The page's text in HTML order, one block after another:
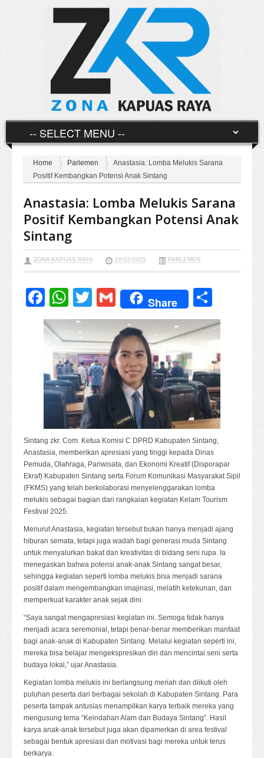
Home Parlemen
Anastasia: Lomba Melukis Sarana
Positif Kembangkan Potensi Anak Sintang
Anastasia: Lomba Melukis Sarana
Positif Kembangkan Potensi Anak
Sintang
ZONA KAPUAS RAYA 10/11/2025 PARLEMEN
Facebook
WhatsApp
TwitterGmail
Share
Sintang zkr. Com. Ketua Komisi C DPRD Kabupaten Sintang,
Anastasia, memberikan apresiasi yang tinggi kepada Dinas
Pemuda, Olahraga, Pariwisata, dan Ekonomi Kreatif (Disporapar
Ekraf) Kabupaten Sintang serta Forum Komunikasi Masyarakat Sipil
(FKMS) yang telah berkolaborasi menyelenggarakan lomba
melukis sebagai bagian dari rangkaian kegiatan Kelam Tourism
Festival 2025.
Menurut Anastasia, kegiatan tersebut bukan hanya menjadi ajang
hiburan semata, tetapi juga wadah bagi generasi muda Sintang
untuk menyalurkan bakat dan kreativitas di bidang seni rupa. Ia
menegaskan bahwa potensi anak-anak Sintang sangat besar,
sehingga kegiatan seperti lomba melukis bisa menjadi sarana
positif dalam mengembangkan imajinasi, melatih ketekunan, dan
memperkuat karakter anak sejak dini.
“Saya sangat mengapresiasi kegiatan ini. Semoga tidak hanya
menjadi acara seremonial, tetapi benar-benar memberikan manfaat
bagi anak-anak di Kabupaten Sintang. Melalui kegiatan seperti ini,
mereka bisa belajar mengekspresikan diri dan mencintai seni serta
budaya lokal,” ujar Anastasia.
Kegiatan lomba melukis ini berlangsung meriah dan diikuti oleh
puluhan peserta dari berbagai sekolah di Kabupaten Sintang. Para
peserta tampak antusias menampilkan karya terbaik mereka yang
mengusung tema “Keindahan Alam dan Budaya Sintang”. Hasil
karya anak-anak tersebut juga akan dipamerkan di area festival
sebagai bentuk apresiasi dan motivasi bagi mereka untuk terus
berkarya.